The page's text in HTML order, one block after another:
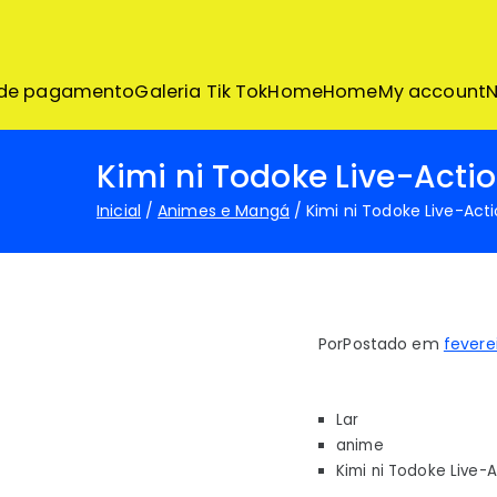
conteúdo
pagamentoGaleria Tik TokHomeHomeMy account
Kimi ni Todoke Live-
Inicial Animes e Mangá Kimi ni Todoke Live-
PorPostado em
Lar
anime
Kimi ni Todoke